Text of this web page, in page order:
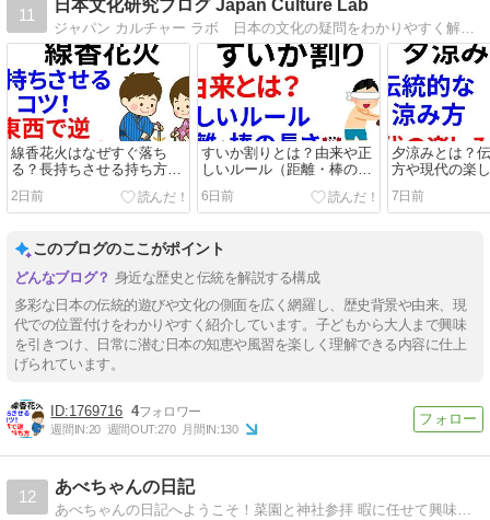
11
日本文化研究ブログ Japan Culture Lab
ジャパン カルチャー ラボ 日本の文化の疑問をわかりやすく解説します。
線香花火はなぜすぐ落ち
る？長持ちさせる持ち方
と、東西で逆になる持ち方
2日前
すいか割りとは？由来や正
しいルール（距離・棒の長
さ）をわかりやすく解説！
6日前
夕涼みとは？
方や現代の楽
7日前
このブログのここがポイント
身近な歴史と伝統を解説する構成
多彩な日本の伝統的遊びや文化の側面を広く網羅し、歴史背景や由来、現
代での位置付けをわかりやすく紹介しています。子どもから大人まで興味
を引きつけ、日常に潜む日本の知恵や風習を楽しく理解できる内容に仕上
げられています。
1769716 4
週間IN:20 週間OUT:270 月間IN:130
12
あべちゃんの日記
あべちゃんの日記へようこそ！菜園と神社参拝 暇に任せて興味のあるものにチャレンジいつもとチョッと違う出来事を記録して、友人、家族に伝えます。